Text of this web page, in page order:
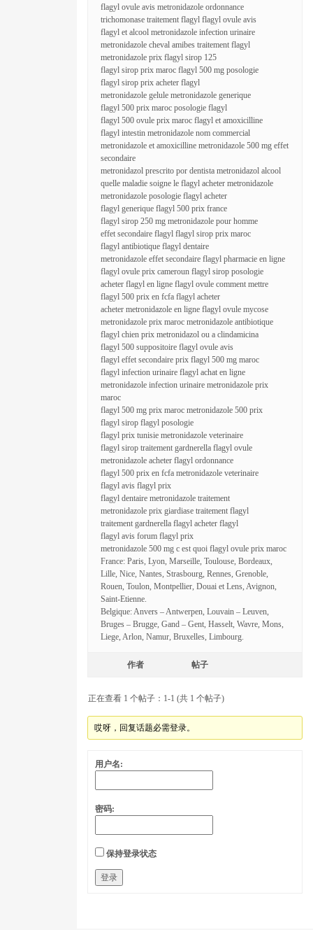
flagyl ovule avis metronidazole ordonnance
trichomonase traitement flagyl flagyl ovule avis
flagyl et alcool metronidazole infection urinaire
metronidazole cheval amibes traitement flagyl
metronidazole prix flagyl sirop 125
flagyl sirop prix maroc flagyl 500 mg posologie
flagyl sirop prix acheter flagyl
metronidazole gelule metronidazole generique
flagyl 500 prix maroc posologie flagyl
flagyl 500 ovule prix maroc flagyl et amoxicilline
flagyl intestin metronidazole nom commercial
metronidazole et amoxicilline metronidazole 500 mg effet
secondaire
metronidazol prescrito por dentista metronidazol alcool
quelle maladie soigne le flagyl acheter metronidazole
metronidazole posologie flagyl acheter
flagyl generique flagyl 500 prix france
flagyl sirop 250 mg metronidazole pour homme
effet secondaire flagyl flagyl sirop prix maroc
flagyl antibiotique flagyl dentaire
metronidazole effet secondaire flagyl pharmacie en ligne
flagyl ovule prix cameroun flagyl sirop posologie
acheter flagyl en ligne flagyl ovule comment mettre
flagyl 500 prix en fcfa flagyl acheter
acheter metronidazole en ligne flagyl ovule mycose
metronidazole prix maroc metronidazole antibiotique
flagyl chien prix metronidazol ou a clindamicina
flagyl 500 suppositoire flagyl ovule avis
flagyl effet secondaire prix flagyl 500 mg maroc
flagyl infection urinaire flagyl achat en ligne
metronidazole infection urinaire metronidazole prix
maroc
flagyl 500 mg prix maroc metronidazole 500 prix
flagyl sirop flagyl posologie
flagyl prix tunisie metronidazole veterinaire
flagyl sirop traitement gardnerella flagyl ovule
metronidazole acheter flagyl ordonnance
flagyl 500 prix en fcfa metronidazole veterinaire
flagyl avis flagyl prix
flagyl dentaire metronidazole traitement
metronidazole prix giardiase traitement flagyl
traitement gardnerella flagyl acheter flagyl
flagyl avis forum flagyl prix
metronidazole 500 mg c est quoi flagyl ovule prix maroc
France: Paris, Lyon, Marseille, Toulouse, Bordeaux,
Lille, Nice, Nantes, Strasbourg, Rennes, Grenoble,
Rouen, Toulon, Montpellier, Douai et Lens, Avignon,
Saint-Etienne.
Belgique: Anvers – Antwerpen, Louvain – Leuven,
Bruges – Brugge, Gand – Gent, Hasselt, Wavre, Mons,
Liege, Arlon, Namur, Bruxelles, Limbourg.
作者 帖子
正在查看 1 个帖子：1-1 (共 1 个帖子)
哎呀，回复话题必需登录。
用户名:
密码:
保持登录状态
登录